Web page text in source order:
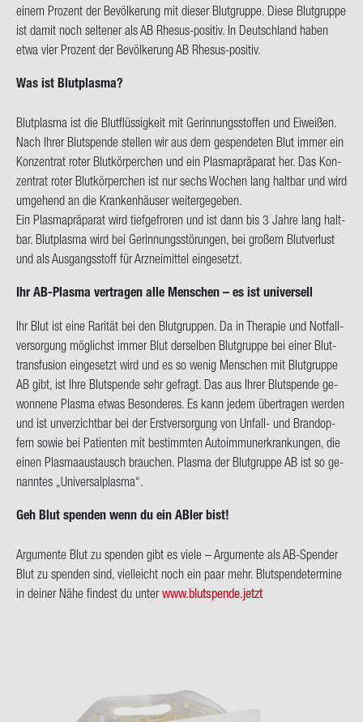
einem Pro­zent der Be­völ­ke­rung mit die­ser Blut­grup­pe. Diese Blut­grup­pe
ist damit noch sel­te­ner als AB Rhesus-​positiv. In Deutsch­land haben
etwa vier Pro­zent der Be­völ­ke­rung AB Rhesus-​positiv.
Was ist Blut­plas­ma?
Blut­plas­ma ist die Blut­flüs­sig­keit mit Ge­rin­nungs­stof­fen und Ei­wei­ßen.
Nach Ihrer Blut­spen­de stel­len wir aus dem ge­spen­de­ten Blut immer ein
Kon­zen­trat roter Blut­kör­per­chen und ein Plas­ma­prä­pa­rat her. Das Kon­
zen­trat roter Blut­kör­per­chen ist nur sechs Wo­chen lang halt­bar und wird
um­ge­hend an die Kran­ken­häu­ser wei­ter­ge­ge­ben.
Ein Plas­ma­prä­pa­rat wird tief­ge­fro­ren und ist dann bis 3 Jahre lang halt­
bar. Blut­plas­ma wird bei Ge­rin­nungs­stö­run­gen, bei gro­ßem Blut­ver­lust
und als Aus­gangs­stoff für Arz­nei­mit­tel ein­ge­setzt.
Ihr AB-​Plasma ver­tra­gen alle Men­schen – es ist uni­ver­sell
Ihr Blut ist eine Ra­ri­tät bei den Blut­grup­pen. Da in The­ra­pie und Not­fall­
ver­sor­gung mög­lichst immer Blut der­sel­ben Blut­grup­pe bei einer Blut­
trans­fu­si­on ein­ge­setzt wird und es so wenig Men­schen mit Blut­grup­pe
AB gibt, ist Ihre Blut­spen­de sehr ge­fragt. Das aus Ihrer Blut­spen­de ge­
won­ne­ne Plas­ma etwas Be­son­de­res. Es kann jedem über­tra­gen wer­den
und ist un­ver­zicht­bar bei der Erst­ver­sor­gung von Unfall-​ und Brand­op­
fern sowie bei Pa­ti­en­ten mit be­stimm­ten Au­to­im­mun­erkran­kun­gen, die
einen Plas­ma­aus­tausch brau­chen. Plas­ma der Blut­grup­pe AB ist so ge­
nann­tes „Uni­ver­sal­plas­ma“.
Geh Blut spen­den wenn du ein ABler bist!
Ar­gu­men­te Blut zu spen­den gibt es viele – Ar­gu­men­te als AB-​Spender
Blut zu spen­den sind, viel­leicht noch ein paar mehr. Blut­spen­de­ter­mi­ne
in dei­ner Nähe fin­dest du unterwww.blut­spen­de.jetzt